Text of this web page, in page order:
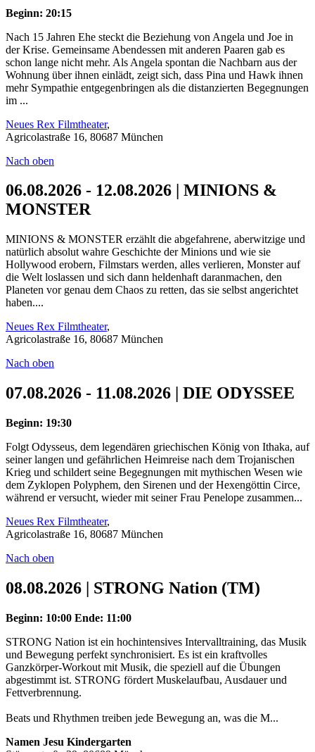
Beginn: 20:15
Nach 15 Jahren Ehe steckt die Beziehung von Angela und Joe in
der Krise. Gemeinsame Abendessen mit anderen Paaren gab es
schon lange nicht mehr. Als Angela spontan die Nachbarn aus der
Wohnung über ihnen einlädt, zeigt sich, dass Pina und Hawk ihnen
mehr Sympathie entgegenbringen als die distanzierten Begegnungen
im ...
Neues Rex Filmtheater,
Agricolastraße 16, 80687 München
Nach oben
06.08.2026 - 12.08.2026 | MINIONS &
MONSTER
MINIONS & MONSTER erzählt die abgefahrene, aberwitzige und
natürlich absolut wahre Geschichte der Minions und wie sie
Hollywood erobern, Filmstars werden, alles verlieren, Monster auf
die Welt loslassen und sich dann heldenhaft daranmachen, den
Planeten vor genau dem Chaos zu retten, das sie selbst angerichtet
haben....
Neues Rex Filmtheater,
Agricolastraße 16, 80687 München
Nach oben
07.08.2026 - 11.08.2026 | DIE ODYSSEE
Beginn: 19:30
Folgt Odysseus, dem legendären griechischen König von Ithaka, auf
seiner langen und gefährlichen Heimreise nach dem Trojanischen
Krieg und schildert seine Begegnungen mit mythischen Wesen wie
dem Zyklopen Polyphem, den Sirenen und der Hexengöttin Circe,
während er versucht, wieder mit seiner Frau Penelope zusammen...
Neues Rex Filmtheater,
Agricolastraße 16, 80687 München
Nach oben
08.08.2026 | STRONG Nation (TM)
Beginn: 10:00 Ende: 11:00
STRONG Nation ist ein hochintensives Intervalltraining, das Musik
und Bewegung perfekt synchronisiert. Es ist ein kraftvolles
Ganzkörper-Workout mit Musik, die speziell auf die Übungen
abgestimmt ist. STRONG fördert Muskelaufbau, Ausdauer und
Fettverbrennung.
Beats und Rhythmen treiben jede Bewegung an, was die M...
Namen Jesu Kindergarten